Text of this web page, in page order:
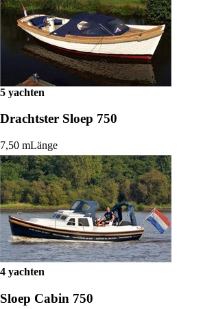
5 yachten
Drachtster Sloep 750
7,50 mLänge
4 yachten
Sloep Cabin 750